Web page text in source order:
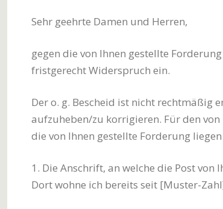
Sehr geehrte Damen und Herren,
gegen die von Ihnen gestellte
fristgerecht Widerspruch ein.
Der o. g. Bescheid ist nicht rechtmäßig
aufzuheben/zu korrigieren. Für den
die von Ihnen gestellte Forderung
1. Die Anschrift, an welche die Post
Dort wohne ich bereits seit [Muster-